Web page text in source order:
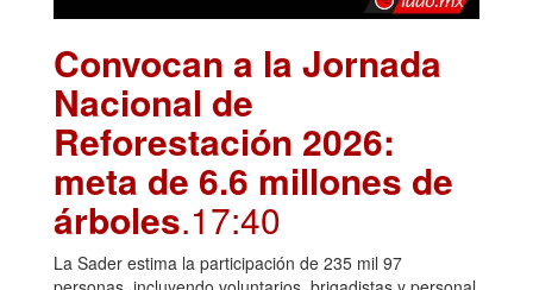
Convocan a la Jornada
Nacional de
Reforestación 2026:
meta de 6.6 millones de
árboles.17:40
La Sader estima la participación de 235 mil 97